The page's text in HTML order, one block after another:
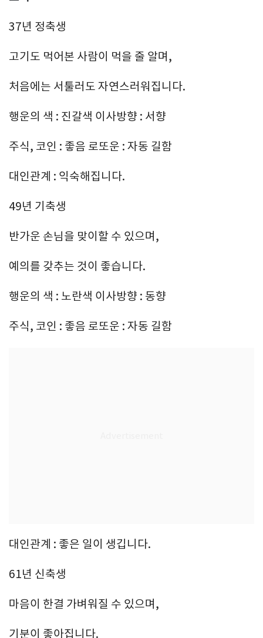
37년 정축생
고기도 먹어본 사람이 먹을 줄 알며,
처음에는 서툴러도 자연스러워집니다.
행운의 색 : 진갈색 이사방향 : 서향
주식, 코인 : 좋음 로또운 : 자동 길함
대인관계 : 익숙해집니다.
49년 기축생
반가운 손님을 맞이할 수 있으며,
예의를 갖추는 것이 좋습니다.
행운의 색 : 노란색 이사방향 : 동향
주식, 코인 : 좋음 로또운 : 자동 길함
대인관계 : 좋은 일이 생깁니다.
61년 신축생
마음이 한결 가벼워질 수 있으며,
기분이 좋아집니다.